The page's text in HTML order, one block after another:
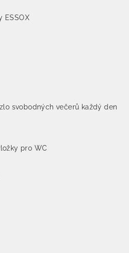
ESSOX
svobodných večerů každý den
pro WC